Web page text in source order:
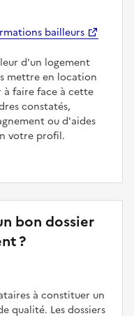
bailleurs
d'un logement
mettre en location
à faire face à cette
constatés,
ou d'aides
votre profil.
bon dossier
?
à constituer un
qualité. Les dossiers